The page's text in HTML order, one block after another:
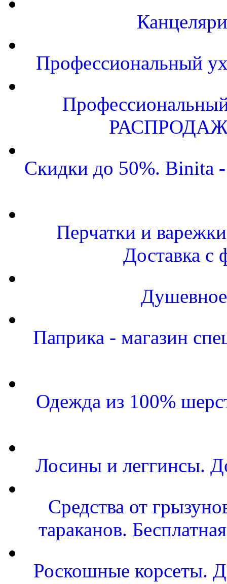
Профессиональный
Скидки до 50%. Binita
Перчатки и
Доставка с
Паприка - магазин
Одежда из 100%
Лосины и леггинсы.
Средства от
тараканов.
Роскошные корсеты.